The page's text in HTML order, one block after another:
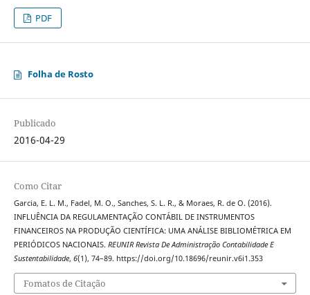
PDF
Folha de Rosto
Publicado
2016-04-29
Como Citar
Garcia, E. L. M., Fadel, M. O., Sanches, S. L. R., & Moraes, R. de O. (2016).
INFLUÊNCIA DA REGULAMENTAÇÃO CONTÁBIL DE INSTRUMENTOS
FINANCEIROS NA PRODUÇÃO CIENTÍFICA: UMA ANÁLISE BIBLIOMÉTRICA EM
PERIÓDICOS NACIONAIS. REUNIR Revista De Administração Contabilidade E
Sustentabilidade, 6(1), 74–89. https://doi.org/10.18696/reunir.v6i1.353
Fomatos de Citação